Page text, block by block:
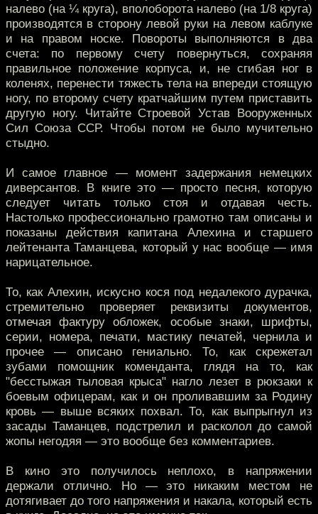
налево (на ¼ круга), вполоборота налево (на 1/8 круга)
производятся в сторону левой руки на левом каблуке
и на правом носке. Повороты выполняются в два
счета: по первому счету повернуться, сохраняя
правильное положение корпуса, и, не сгибая ног в
коленях, перенести тяжесть тела на впереди стоящую
ногу, по второму счету кратчайшим путем приставить
другую ногу. Читайте Строевой Устав Вооруженных
Сил Союза ССР. Чтобы потом не было мучительно
стыдно.
И самое главное — момент задержания немецких
диверсантов. В книге это — просто песня, которую
следует читать только стоя и отдавая честь.
Настолько профессионально грамотно там описаны и
показаны действия капитана Алехина и старшего
лейтенанта Таманцева, который у нас вообще — имя
нарицательное.
То, как Алехин, искусно кося под недалекого дурачка,
стремительно проверяет реквизиты документов,
отмечая фактуру обложек, особые знаки, шрифты,
серии, номера, печати, мастику печатей, чернила и
прочее — описано гениально. То, как скрежетал
зубами помощник коменданта, глядя на то, как
"бесстыжая тыловая крыса" нагло лезет в рюкзаки к
боевым офицерам, как и он проливавшим за Родину
кровь — выше всяких похвал. То, как выпрыгнул из
засады Таманцев, подстрелил и расколол до самой
жопы негодяя — это вообще без комментариев.
В кино это получилось неплохо, в напряжении
держали отлично. Но — это никаким местом не
дотягивает до того напряжения и накала, который есть